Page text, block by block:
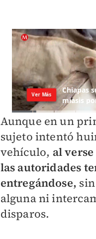
Aunque en un
sujeto intentó
vehículo, al
las autoridades
entregándose,
alguna ni
disparos.